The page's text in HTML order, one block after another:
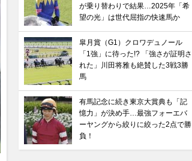
が乗り替わりで結果…2025年「希
望の光」は世代屈指の快速馬か
皐月賞（G1）クロワデュノール
「1強」に待った!? 「強さが証明さ
れた」川田将雅も絶賛した3戦3勝
馬
有馬記念に続き東京大賞典も「記
憶力」が決め手…最強フォーエバ
ーヤングから絞りに絞った2点で勝
負！